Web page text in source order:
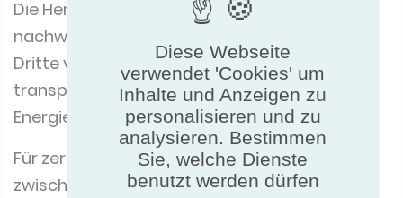
Die Hersteller müssen die Energieleistung
nachweisen. Hier ist die Zertifizierung durch
Dritte von unschätzbarem Wert, da sie
transparente, unabhängig geprüfte
Energieeffizienzdaten liefert.
Für zertifizierte Hersteller gibt es Synergien
zwischen einer Reihe von Eurovent Certified
Diese Webseite
verwendet 'Cookies' um
Inhalte und Anzeigen zu
personalisieren und zu
analysieren. Bestimmen
Sie, welche Dienste
benutzt werden dürfen